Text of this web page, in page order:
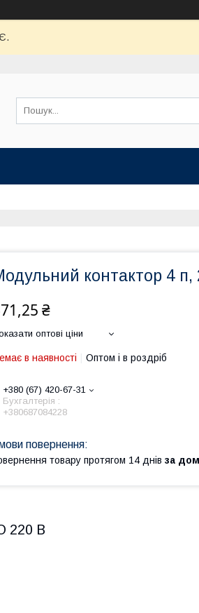
контактор 4
₴
оптові ціни
в наявності Оптом і в роздріб
+380 (67) 420-67-31
Бухгалтерія :
+380687084228
товару протягом 14 днів за
220 В